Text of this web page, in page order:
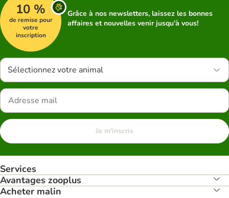
10 %
de remise pour
votre
inscription
Grâce à nos newsletters, laissez les bonnes
affaires et nouvelles venir jusqu'à vous!
Sélectionnez votre animal
Je m'inscris
Services
Avantages zooplus
Acheter malin